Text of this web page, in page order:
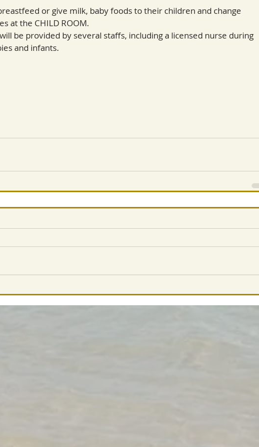
or give milk, baby foods to their children and change
at the CHILD ROOM.
be provided by several staffs, including a licensed nurse during
and infants.